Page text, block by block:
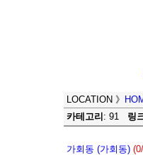
LOCATION 》
카테고리 : 91 링
가회동 (가회동)